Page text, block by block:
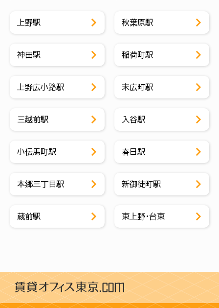
上野駅 秋葉原駅
神田駅 稲荷町駅
上野広小路駅 末広町駅
三越前駅 入谷駅
小伝馬町駅 春日駅
本郷三丁目駅 新御徒町駅
蔵前駅 東上野・台東